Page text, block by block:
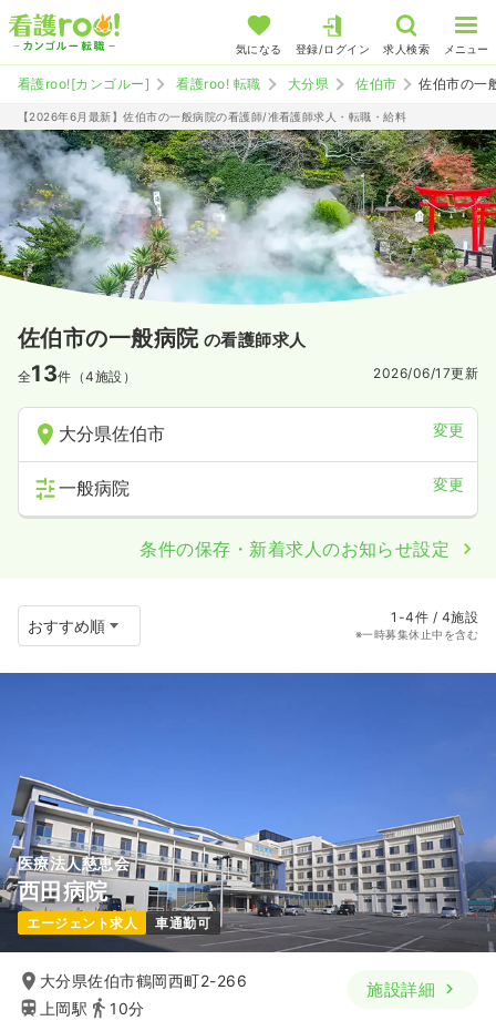
気になる 登録/ログイン 求人検索 メニュー
看護roo![カンゴルー] 看護roo! 転職 大分県 佐伯市 佐伯市の一
【2026年6月最新】佐伯市の一般病院の看護師/准看護師求人・転職・給料
佐伯市の一般病院 の看護師求人
全13件（4施設） 2026/06/17更新
大分県佐伯市 変更
一般病院 変更
条件の保存・新着求人のお知らせ設定
1-4件 / 4施設
※一時募集休止中を含む
医療法人慈恵会
西田病院
エージェント求人 車通勤可
大分県佐伯市鶴岡西町2-266
上岡駅
10分
施設詳細